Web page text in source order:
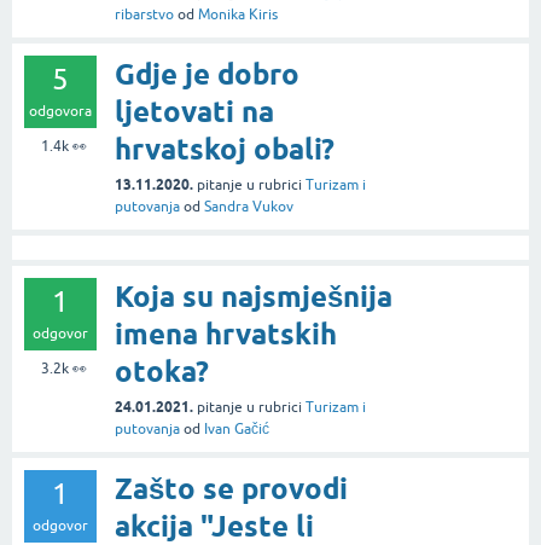
ribarstvo od Monika Kiris
5
odgovora
1.4k👀
Gdje je dobro
ljetovati na
hrvatskoj obali?
13.11.2020. pitanje u rubrici Turizam i
putovanja od Sandra Vukov
1
odgovor
3.2k👀
Koja su najsmješnija
imena hrvatskih
otoka?
24.01.2021. pitanje u rubrici Turizam i
putovanja od Ivan Gačić
1
odgovor
Zašto se provodi
akcija "Jeste li